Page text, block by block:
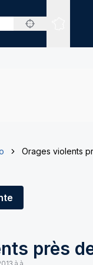
Sites
Orages violents
près